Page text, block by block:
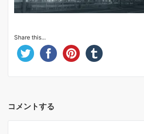
Share this...
コメントする